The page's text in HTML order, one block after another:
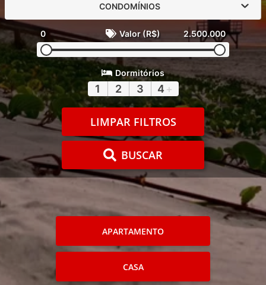
CONDOMÍNIOS
0 Valor (R$) 2.500.000
Dormitórios
1 2 3 4 +
LIMPAR FILTROS
BUSCAR
APARTAMENTO
CASA